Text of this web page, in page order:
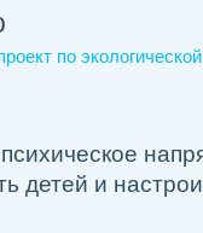
по
детей и